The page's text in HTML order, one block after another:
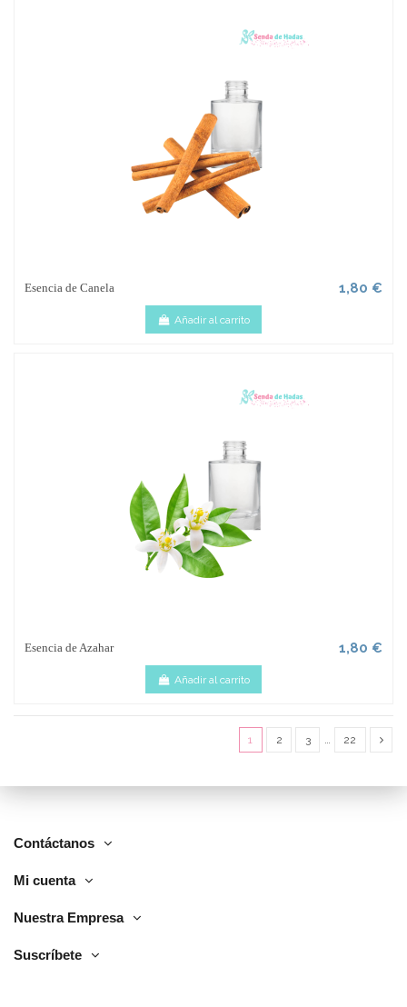
Esencia de Canela 1,80 €
Añadir al carrito
Esencia de Azahar 1,80 €
Añadir al carrito
1 2 3 … 22
Contáctanos
Mi cuenta
Nuestra Empresa
Suscríbete